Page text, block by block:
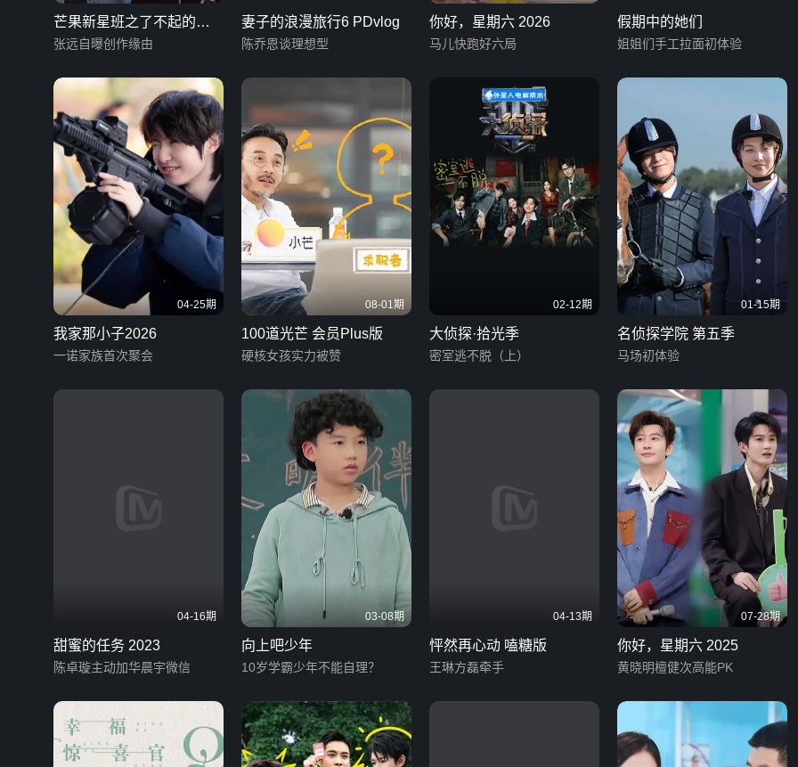
芒果新星班之了不起的艺
能
张远自曝创作缘由
妻子的浪漫旅行6 PDvlog
陈乔恩谈理想型
你好，星期六 2026
马儿快跑好六局
假期中的她们
姐姐们手工拉面初体验
04-25期
我家那小子2026
一诺家族首次聚会
08-01期
100道光芒 会员Plus版
硬核女孩实力被赞
02-12期
大侦探·拾光季
密室逃不脱（上）
01-15期
名侦探学院 第五季
马场初体验
04-16期
甜蜜的任务 2023
陈卓璇主动加华晨宇微信
03-08期
向上吧少年
10岁学霸少年不能自理？
04-13期
怦然再心动 嗑糖版
王琳方磊牵手
07-28期
你好，星期六 2025
黄晓明檀健次高能PK